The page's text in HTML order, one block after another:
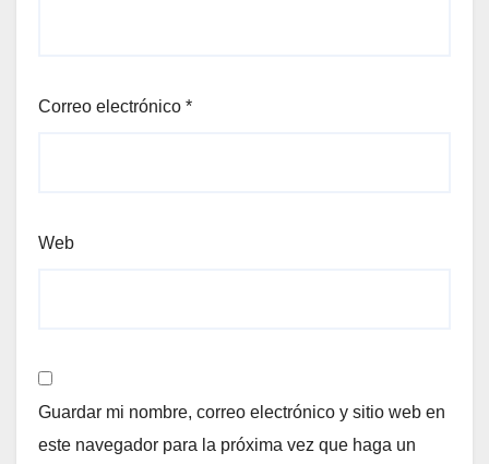
Correo electrónico *
Web
Guardar mi nombre, correo electrónico y sitio web en
este navegador para la próxima vez que haga un